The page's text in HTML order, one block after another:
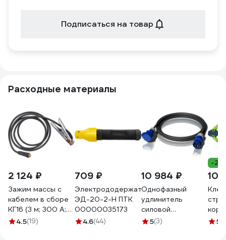
Подписаться на товар
Расходные материалы
2 124 ₽
Зажим массы с
кабелем в сборе
КГ16 (3 м; 300 А;
DX25; сечение 16
4.5(19)
709 ₽
Электрододержатель
ЭД-20-2-H ПТК
00000035173
4.6(44)
10 984 ₽
Однофазный
удлинитель
силовой
ALPENBOX32A 10
5(3)
-
5